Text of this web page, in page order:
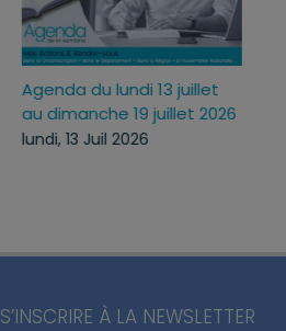
Agenda du lundi 13 juillet
au dimanche 19 juillet 2026
lundi, 13 Juil 2026
S’INSCRIRE À LA NEWSLETTER